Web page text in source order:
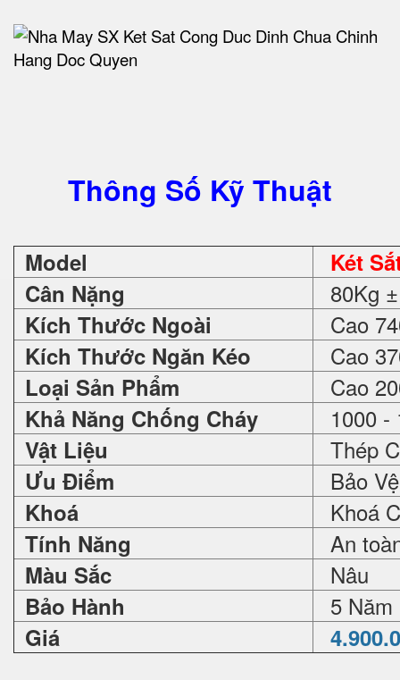
Thông Số Kỹ Thuật
Model
Két
Cân Nặng
80Kg
Kích Thước Ngoài Cao
Kích Thước Ngăn Kéo Cao
Loại Sản Phẩm Cao
Khả Năng Chống Cháy 1000 -
Vật Liệu Thép
Ưu Điểm Bảo
Khoá Khoá
Tính Năng An
Màu Sắc Nâu
Bảo Hành 5 Năm
Giá